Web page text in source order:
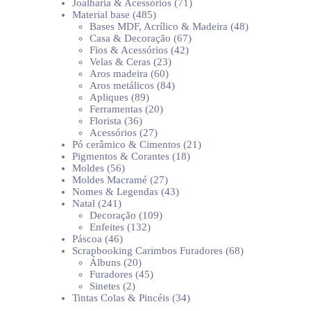
Joalharia & Acessórios 71
Material base 485485
produtos
Bases MDF, Acrílico & Madeira 4848
Casa & Decoração 6767
produtos
Fios & Acessórios 4242
Velas & Ceras 2323
produtos
Aros madeira 6060
produtos
Aros metálicos 8484
Apliques 8989
produtos
Ferramentas 2020
Florista 3636
produtos
Acessórios 2727
produtos
Pó cerâmico & Cimentos 2121
Pigmentos & Corantes 1818
Moldes 5656
produtos
Moldes Macramé 2727
produtos
Nomes & Legendas 4343
Natal 241241
produtos
Decoração 109109
Enfeites 132132
Páscoa 4646
produtos
Scrapbooking Carimbos Furadores 6868
Álbuns 2020
produtos
Furadores 4545
Sinetes 22
produtos
Tintas Colas & Pincéis 3434